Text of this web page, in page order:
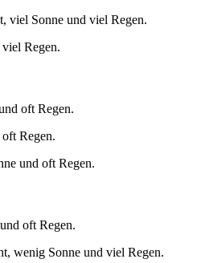
viel Sonne und viel Regen.
Regen.
oft Regen.
Regen.
und oft Regen.
oft Regen.
wenig Sonne und viel Regen.